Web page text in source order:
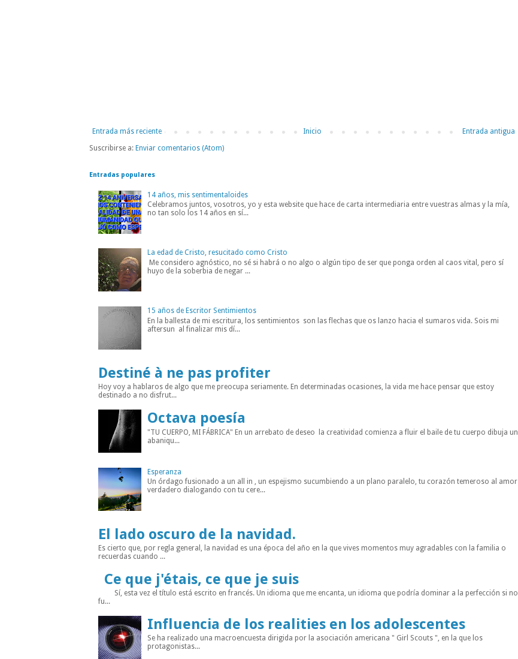
Entrada más reciente Entrada antigua
Inicio
Suscribirse a: Enviar comentarios (Atom)
Entradas populares
14 años, mis sentimentaloides
Celebramos juntos, vosotros, yo y esta website que hace de carta intermediaria entre vuestras almas y la mía,
no tan solo los 14 años en sí...
La edad de Cristo, resucitado como Cristo
Me considero agnóstico, no sé si habrá o no algo o algún tipo de ser que ponga orden al caos vital, pero sí
huyo de la soberbia de negar ...
15 años de Escritor Sentimientos
En la ballesta de mi escritura, los sentimientos son las flechas que os lanzo hacia el sumaros vida. Sois mi
aftersun al finalizar mis dí...
Destiné à ne pas profiter
Hoy voy a hablaros de algo que me preocupa seriamente. En determinadas ocasiones, la vida me hace pensar que estoy
destinado a no disfrut...
Octava poesía
"TU CUERPO, MI FÁBRICA" En un arrebato de deseo la creatividad comienza a fluir el baile de tu cuerpo dibuja un
abaniqu...
Esperanza
Un órdago fusionado a un all in , un espejismo sucumbiendo a un plano paralelo, tu corazón temeroso al amor
verdadero dialogando con tu cere...
El lado oscuro de la navidad.
Es cierto que, por regla general, la navidad es una época del año en la que vives momentos muy agradables con la familia o
recuerdas cuando ...
Ce que j'étais, ce que je suis
Sí, esta vez el título está escrito en francés. Un idioma que me encanta, un idioma que podría dominar a la perfección si no
fu...
Influencia de los realities en los adolescentes
Se ha realizado una macroencuesta dirigida por la asociación americana " Girl Scouts ", en la que los
protagonistas...